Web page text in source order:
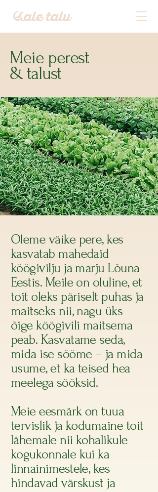
Meie perest
& talust
Oleme väike pere, kes
kasvatab mahedaid
köögivilju ja marju Lõuna-
Eestis. Meile on oluline, et
toit oleks päriselt puhas ja
maitseks nii, nagu üks
õige köögivili maitsema
peab. Kasvatame seda,
mida ise sööme – ja mida
usume, et ka teised hea
meelega sööksid.
Meie eesmärk on tuua
tervislik ja kodumaine toit
lähemale nii kohalikule
kogukonnale kui ka
linnainimestele, kes
hindavad värskust ja